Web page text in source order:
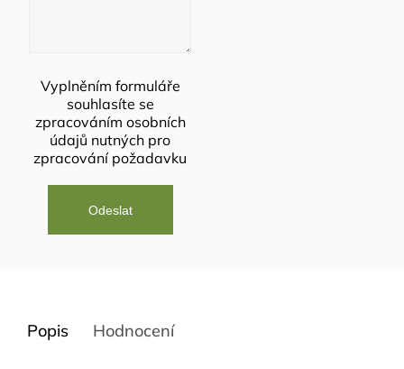
Vyplněním formuláře
souhlasíte se
zpracováním osobních
údajů nutných pro
zpracování požadavku
Popis Hodnocení